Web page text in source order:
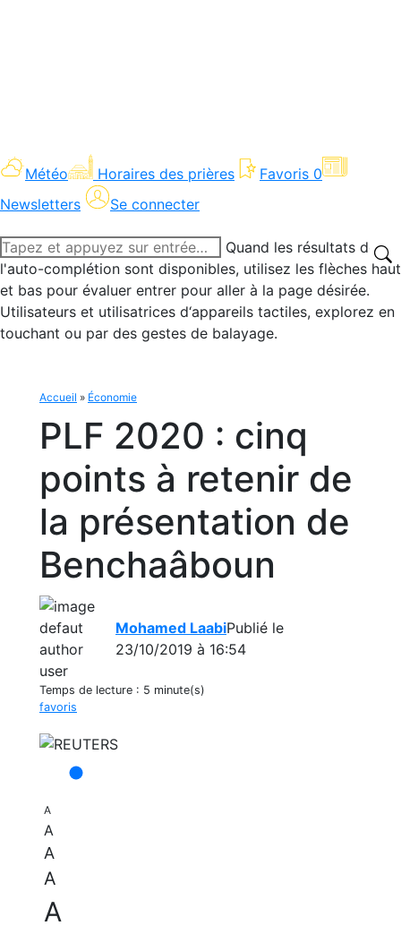
Météo Horaires des prières Favoris 0
Newsletters
Se connecter
Recherche
:
Quand les résultats de
l'auto-complétion sont disponibles, utilisez les flèches haut
et bas pour évaluer entrer pour aller à la page désirée.
Utilisateurs et utilisatrices d‘appareils tactiles, explorez en
touchant ou par des gestes de balayage.
Accueil » Économie
PLF 2020 : cinq
points à retenir de
la présentation de
Benchaâboun
Mohamed LaabiPublié le
23/10/2019 à 16:54
Temps de lecture : 5 minute(s)
favoris
A
A
A
A
A